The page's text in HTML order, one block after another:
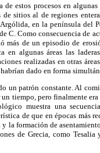
estos procesos en
sitios al de regiones
en la península del
C. Como consecuencia de
más de un episodio de
algunas áreas las
realizadas en otras
dado en forma
un patrón constante. Al
tiempo, pero finalmente
muestra una
de que en épocas más
la formación de
de Grecia, como